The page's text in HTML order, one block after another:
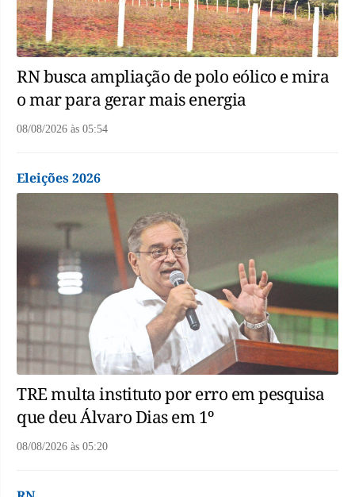
RN busca ampliação de polo eólico e mira
o mar para gerar mais energia
08/08/2026 às 05:54
Eleições 2026
TRE multa instituto por erro em pesquisa
que deu Álvaro Dias em 1º
08/08/2026 às 05:20